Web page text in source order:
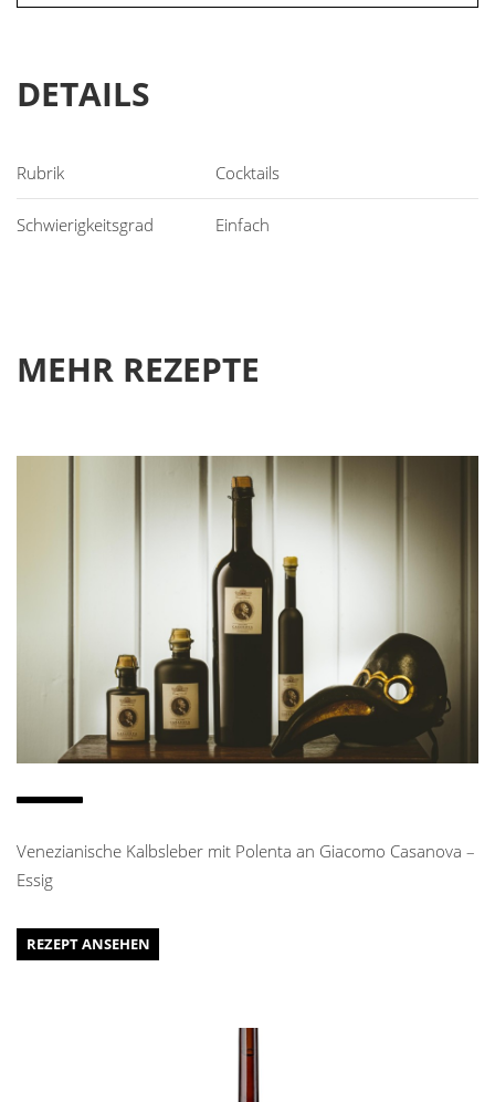
DETAILS
Cocktails
Einfach
MEHR REZEPTE
Venezianische Kalbsleber mit Polenta an Giacomo Casanova –
Essig
REZEPT ANSEHEN